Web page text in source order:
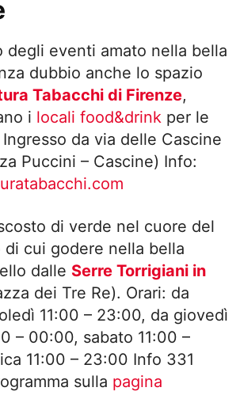
degli eventi amato nella bella
dubbio anche lo spazio
Tabacchi di Firenze,
i locali food&drink per le
da via delle Cascine
Puccini – Cascine) Info:
di verde nel cuore del
cui godere nella bella
dalle Serre Torrigiani in
dei Tre Re). Orari: da
11:00 – 23:00, da giovedì
– 00:00, sabato 11:00 –
11:00 – 23:00 Info 331
sulla pagina